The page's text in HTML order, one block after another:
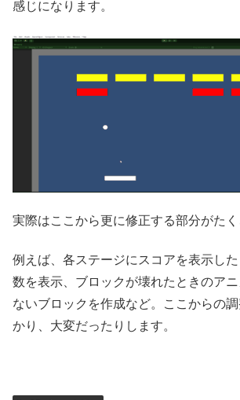
感じになります。
実際はここから更に修正する部分がたく
例えば、各ステージにスコアを表示し
数を表示、ブロックが壊れたときのア
ないブロックを作成など。ここからの
かり、大変だったりします。